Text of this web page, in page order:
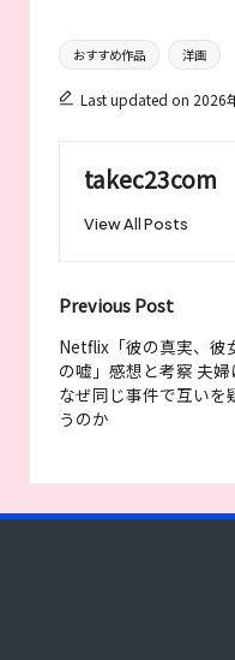
Tags:
おすすめ作品 洋画
Last updated on 2026
takec23com
View All Posts
Post
navigation
Previous Post
Netflix「彼の真実、彼
の嘘」感想と考察 夫婦
なぜ同じ事件で互いを
うのか